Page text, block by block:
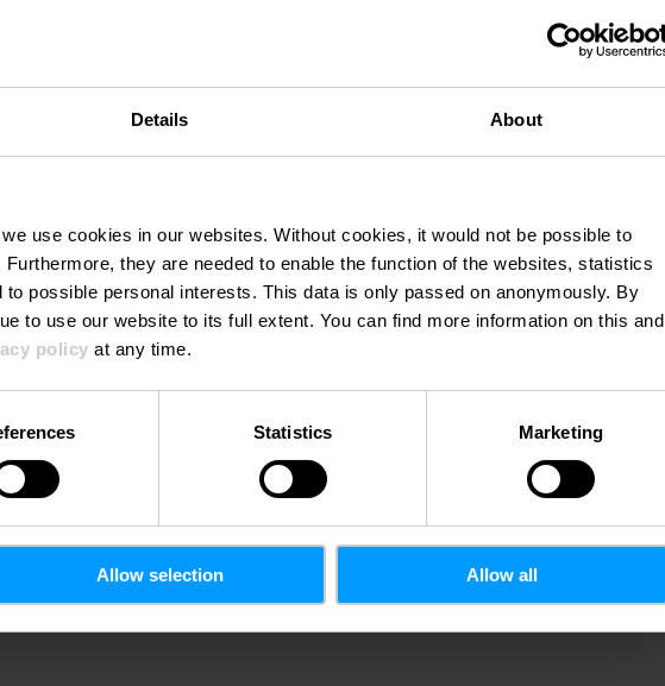
Details About
use cookies in our websites. Without cookies, it would not be possible to
Furthermore, they are needed to enable the function of the websites, statistics
possible personal interests. This data is only passed on anonymously. By
to use our website to its full extent. You can find more information on this and
policy at any time.
Statistics Marketing
Allow selection Allow all
&
Tel.:
+352 27 47 37
info@hotel-leplacedarme
armes.com